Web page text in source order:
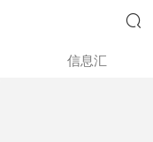

信息汇